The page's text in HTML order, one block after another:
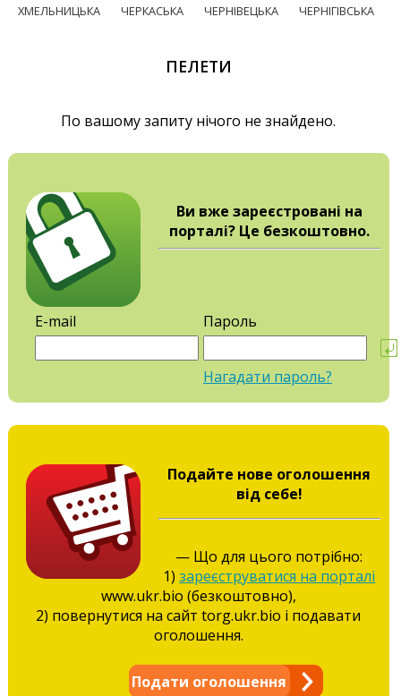
ХМЕЛЬНИЦЬКА
ЧЕРКАСЬКА ЧЕРНІВЕЦЬКА ЧЕРНІГІВСЬКА
ПЕЛЕТИ
По вашому запиту нічого не знайдено.
Ви вже зареєстровані на
порталі? Це безкоштовно.
E-mail Пароль
Нагадати пароль?
Подайте нове оголошення
від себе!
— Що для цього потрібно:
1)зареєструватися на порталі
www.ukr.bio (безкоштовно),
2) повернутися на сайт torg.ukr.bio і подавати
оголошення.
Подати оголошення